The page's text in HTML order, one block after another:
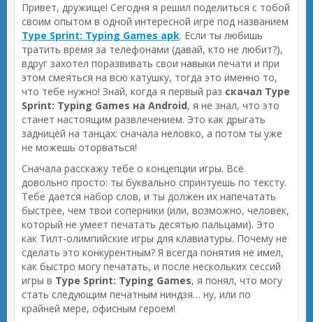
Привет, дружище! Сегодня я решил поделиться с тобой
своим опытом в одной интересной игре под названием
Type Sprint: Typing Games apk. Если ты любишь
тратить время за телефонами (давай, кто не любит?),
вдруг захотел поразвивать свои навыки печати и при
этом смеяться на всю катушку, тогда это именно то,
что тебе нужно! Знай, когда я первый раз скачал Type
Sprint: Typing Games на Android, я не знал, что это
станет настоящим развлечением. Это как дрыгать
задницей на танцах: сначала неловко, а потом ты уже
не можешь оторваться!
Сначала расскажу тебе о концепции игры. Всё
довольно просто: ты буквально спринтуешь по тексту.
Тебе дается набор слов, и ты должен их напечатать
быстрее, чем твои соперники (или, возможно, человек,
который не умеет печатать десятью пальцами). Это
как Тилт-олимпийские игры для клавиатуры. Почему не
сделать это конкурентным? Я всегда понятия не имел,
как быстро могу печатать, и после нескольких сессий
игры в Type Sprint: Typing Games, я понял, что могу
стать следующим печатным ниндзя… ну, или по
крайней мере, офисным героем!